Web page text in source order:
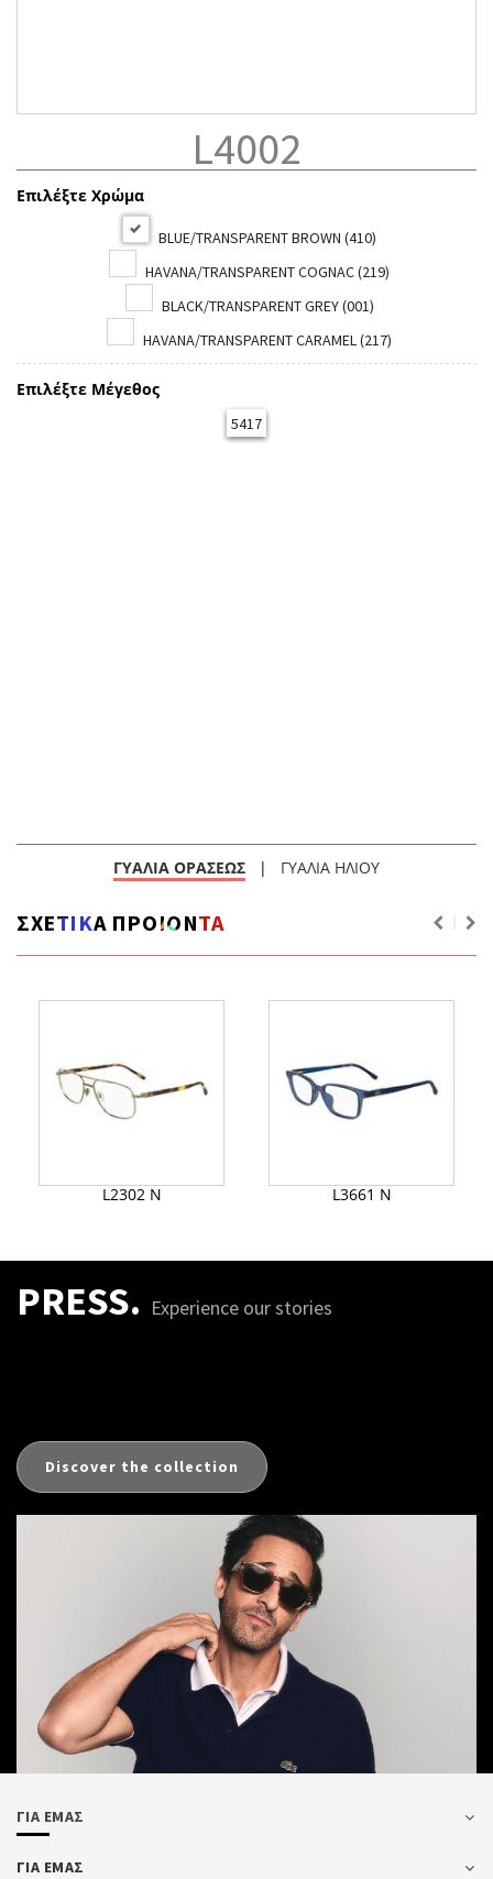
L4002
Επιλέξτε Χρώμα
BLUE/TRANSPARENT BROWN (410)
HAVANA/TRANSPARENT COGNAC (219)
BLACK/TRANSPARENT GREY (001)
HAVANA/TRANSPARENT CARAMEL (217)
Επιλέξτε Μέγεθος
5417
ΓΥΑΛΙΑ ΟΡΑΣΕΩΣ | ΓΥΑΛΙΑ ΗΛΙΟΥ
ΣΧΕΤΙΚΑ ΠΡΟΙΟΝΤΑ
L2302 N L3661 N
PRESS. Experience our stories
Discover the collection
ΓΙΑ ΕΜΑΣ
ΓΙΑ ΕΜΑΣ